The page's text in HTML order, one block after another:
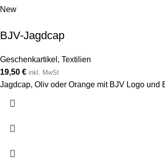
New
BJV-Jagdcap
Geschenkartikel , Textilien
19,50 € inkl. MwSt
Jagdcap, Oliv oder Orange mit BJV Logo und